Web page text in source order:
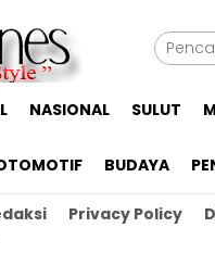
NASIONAL SULUT
BUDAYA
Privacy Policy